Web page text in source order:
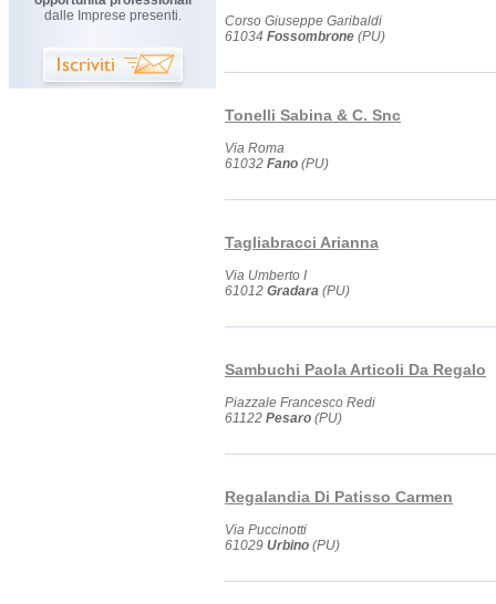
dalle Imprese presenti.
Corso Giuseppe Garibaldi
61034 Fossombrone (PU)
Tonelli Sabina & C. Snc
Via Roma
61032 Fano (PU)
Tagliabracci Arianna
Via Umberto I
61012 Gradara (PU)
Sambuchi Paola Articoli Da Regalo
Piazzale Francesco Redi
61122 Pesaro (PU)
Regalandia Di Patisso Carmen
Via Puccinotti
61029 Urbino (PU)